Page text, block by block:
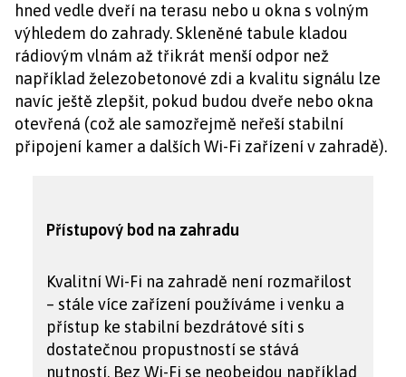
hned vedle dveří na terasu nebo u okna s volným
výhledem do zahrady. Skleněné tabule kladou
rádiovým vlnám až třikrát menší odpor než
například železobetonové zdi a kvalitu signálu lze
navíc ještě zlepšit, pokud budou dveře nebo okna
otevřená (což ale samozřejmě neřeší stabilní
připojení kamer a dalších Wi-Fi zařízení v zahradě).
Přístupový bod na zahradu
Kvalitní Wi-Fi na zahradě není rozmařilost
– stále více zařízení používáme i venku a
přístup ke stabilní bezdrátové síti s
dostatečnou propustností se stává
nutností. Bez Wi-Fi se neobejdou například